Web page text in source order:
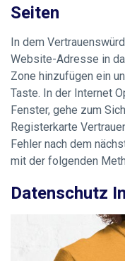
Seiten
In dem
Website-Adresse in
Zone hinzufügen ein
Taste. In der Internet
Fenster, gehe zum
Registerkarte
Fehler nach dem
mit der folgenden
Datenschutz